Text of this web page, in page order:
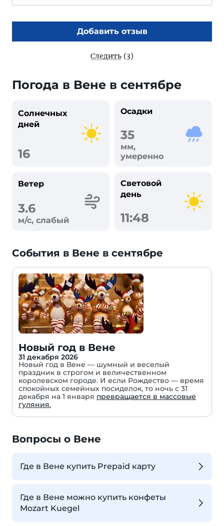
Добавить отзыв
Следить (3)
Погода в Вене в сентябре
Солнечных
дней
16
Осадки
35
мм,
умеренно
Ветер
3.6
м/с, слабый
Световой
день
11:48
События в Вене в сентябре
Новый год в Вене
31 декабря 2026
Новый год в Вене — шумный и веселый
праздник в строгом и величественном
королевском городе. И если Рождество — время
спокойных семейных посиделок, то ночь с 31
декабря на 1 января превращается в массовые
гуляния.
Вопросы о Вене
Где в Вене купить Prepaid карту
Где в Вене можно купить конфеты
Mozart Kuegel